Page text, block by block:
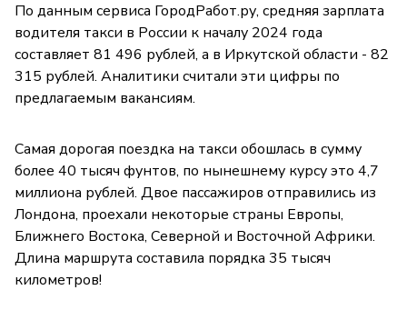
По данным сервиса ГородРабот.ру, средняя зарплата
водителя такси в России к началу 2024 года
составляет 81 496 рублей, а в Иркутской области - 82
315 рублей. Аналитики считали эти цифры по
предлагаемым вакансиям.
Самая дорогая поездка на такси обошлась в сумму
более 40 тысяч фунтов, по нынешнему курсу это 4,7
миллиона рублей. Двое пассажиров отправились из
Лондона, проехали некоторые страны Европы,
Ближнего Востока, Северной и Восточной Африки.
Длина маршрута составила порядка 35 тысяч
километров!